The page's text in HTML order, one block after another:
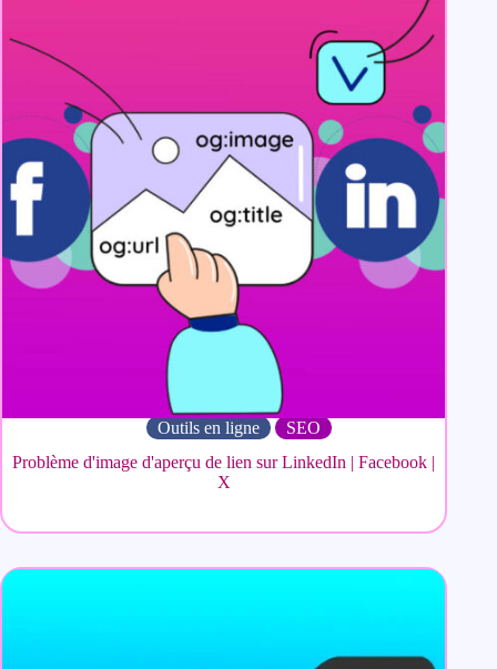
Outils en ligne
SEO
Problème d'image d'aperçu de lien sur LinkedIn | Facebook |
X